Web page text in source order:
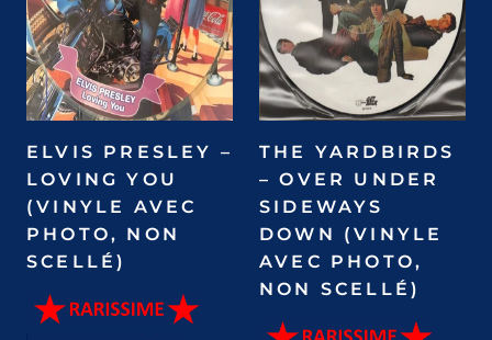
ELVIS PRESLEY –
LOVING YOU
(VINYLE AVEC
PHOTO, NON
SCELLÉ)
THE YARDBIRDS
– OVER UNDER
SIDEWAYS
DOWN (VINYLE
AVEC PHOTO,
NON SCELLÉ)